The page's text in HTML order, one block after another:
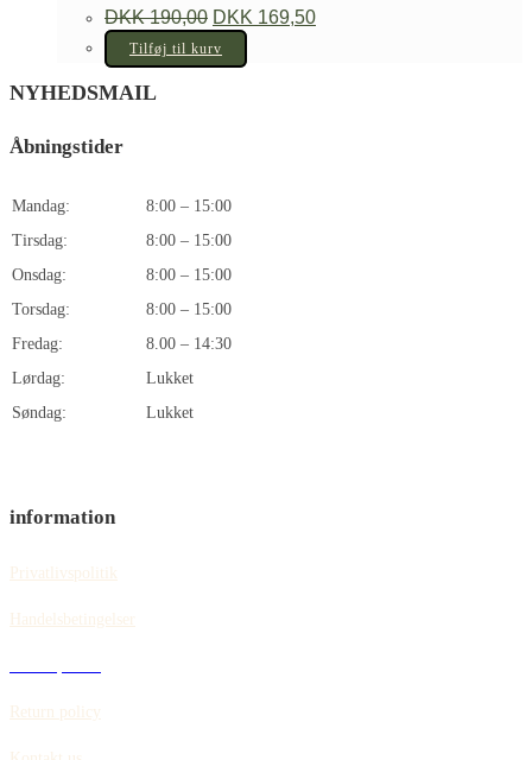
DKK190,00 Den
oprindelige
pris
var:
DKK 169,50Den
aktuelle
Tilføj til kurv
NYHEDSMAIL
Åbningstider
Mandag:
8:00 – 15:00
Tirsdag:
8:00 – 15:00
Onsdag:
8:00 – 15:00
Torsdag:
8:00 – 15:00
Fredag:
8.00 – 14:30
Lørdag:
Lukket
Søndag:
Lukket
information
Privatlivspolitik
Handelsbetingelser
Return policy